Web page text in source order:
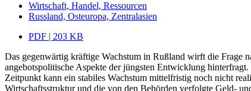
Wirtschaft, Handel, Ressourcen
Russland, Osteuropa, Zentralasien
PDF | 203 KB
Das gegenwärtig kräftige Wachstum in Rußland wirft die Frage
angebotspolitische Aspekte der jüngsten Entwicklung
Zeitpunkt kann ein stabiles Wachstum mittelfristig noch nicht
Wirtschaftsstruktur und die von den Behörden verfolgte Geld-